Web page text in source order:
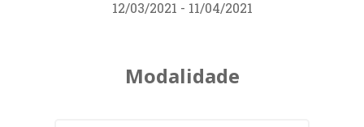
12/03/2021 - 11/04/2021
Modalidade